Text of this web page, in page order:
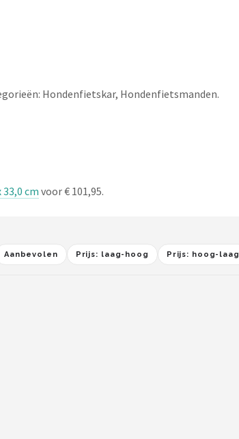
Hondenfietskar, Hondenfietsmanden.
cm voor € 101,95.
Aanbevolen Prijs: laag-hoog Prijs: hoog-laag